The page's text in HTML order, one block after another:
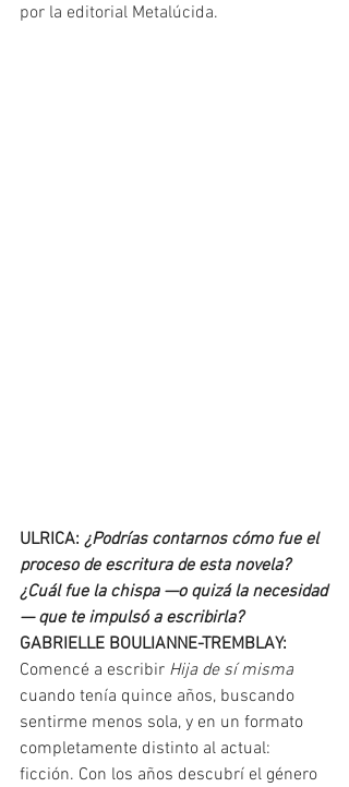
por la editorial Metalúcida.
ULRICA: ¿Podrías contarnos cómo fue el
proceso de escritura de esta novela?
¿Cuál fue la chispa —o quizá la necesidad
— que te impulsó a escribirla?
GABRIELLE BOULIANNE-TREMBLAY:
Comencé a escribir Hija de sí misma
cuando tenía quince años, buscando
sentirme menos sola, y en un formato
completamente distinto al actual:
ficción. Con los años descubrí el género